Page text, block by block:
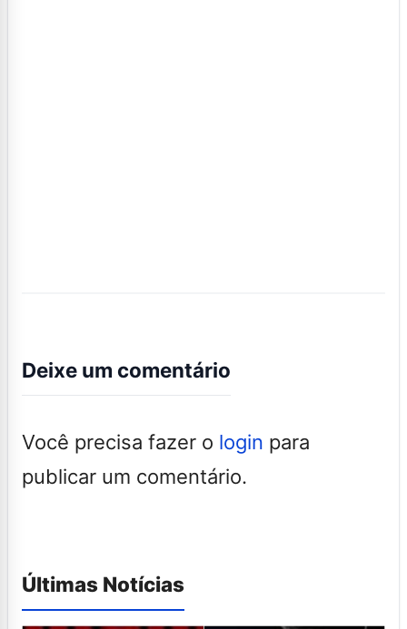
Deixe um comentário
Você precisa fazer o login para
publicar um comentário.
Últimas Notícias